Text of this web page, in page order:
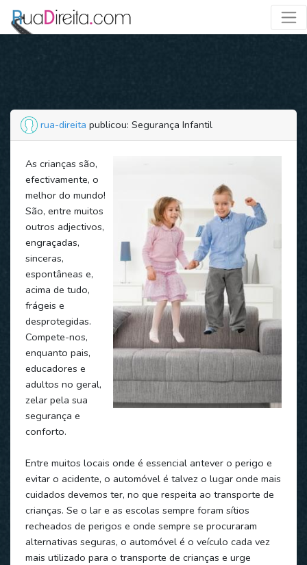
rua-direita publicou: Segurança Infantil
As crianças são,
efectivamente, o
melhor do mundo!
São, entre muitos
outros adjectivos,
engraçadas,
sinceras,
espontâneas e,
acima de tudo,
frágeis e
desprotegidas.
Compete-nos,
enquanto pais,
educadores e
adultos no geral,
zelar pela sua
segurança e
conforto.
Entre muitos locais onde é essencial antever o perigo e
evitar o acidente, o automóvel é talvez o lugar onde mais
cuidados devemos ter, no que respeita ao transporte de
crianças. Se o lar e as escolas sempre foram sítios
recheados de perigos e onde sempre se procuraram
alternativas seguras, o automóvel é o veículo cada vez
mais utilizado para o transporte de crianças e urge